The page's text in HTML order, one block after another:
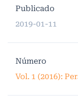
Publicado
2019-01-11
Número
Vol. 1 (2016):